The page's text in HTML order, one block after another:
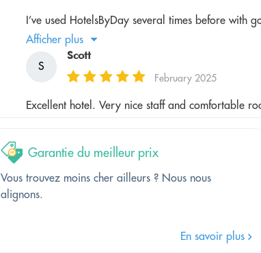
I’ve used HotelsByDay several times before with
Afficher plus
S
Scott
February 2025
Excellent hotel. Very nice staff and comfortable
Garantie du meilleur prix
Vous trouvez moins cher ailleurs ? Nous nous
alignons.
En savoir plus